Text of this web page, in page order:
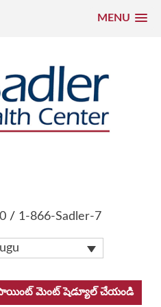
MENU
/ 1-866-Sadler-7
మెంట్ షెడ్యూల్ చేయండి